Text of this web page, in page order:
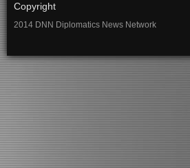
Copyright
2014 DNN Diplomatics News Network